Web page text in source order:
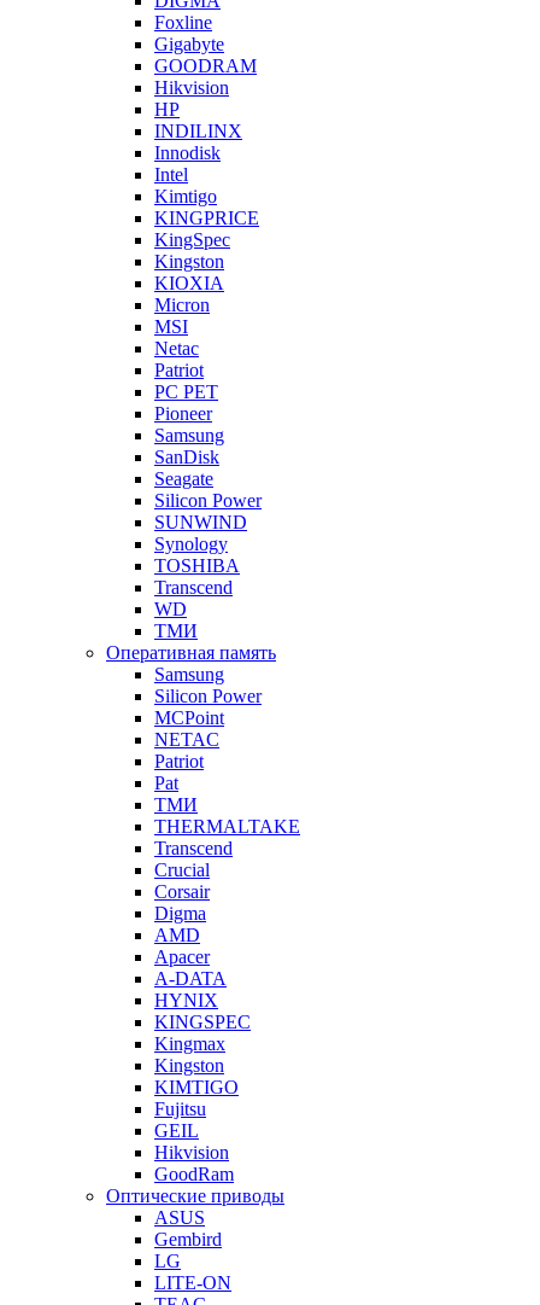
Foxline
Gigabyte
GOODRAM
Hikvision
HP
INDILINX
Innodisk
Intel
Kimtigo
KINGPRICE
KingSpec
Kingston
KIOXIA
Micron
MSI
Netac
Patriot
PC PET
Pioneer
Samsung
SanDisk
Seagate
Silicon Power
SUNWIND
Synology
TOSHIBA
Transcend
WD
ТМИ
Оперативная память
Samsung
Silicon Power
MCPoint
NETAC
Patriot
Pat
ТМИ
THERMALTAKE
Transcend
Crucial
Corsair
Digma
AMD
Apacer
A-DATA
HYNIX
KINGSPEC
Kingmax
Kingston
KIMTIGO
Fujitsu
GEIL
Hikvision
GoodRam
Оптические приводы
ASUS
Gembird
LG
LITE-ON